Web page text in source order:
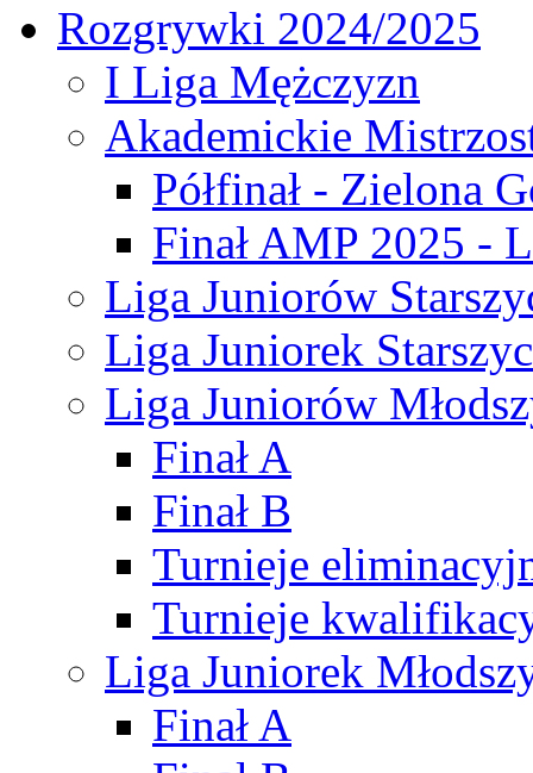
Rozgrywki 2024/2025
I Liga Mężczyzn
Akademickie
Półfinał - Zielona
Finał AMP 2025 -
Liga Juniorów
Liga Juniorek
Liga Juniorów
Finał A
Finał B
Turnieje
Turnieje
Liga Juniorek
Finał A